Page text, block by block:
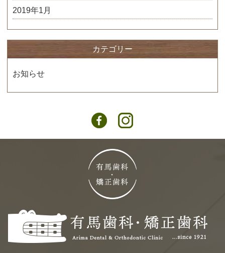
2019年1月
カテゴリー
お知らせ